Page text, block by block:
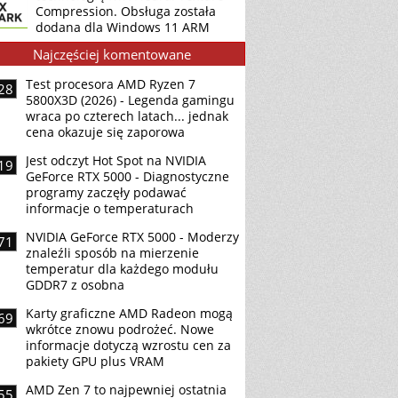
Compression. Obsługa została
dodana dla Windows 11 ARM
Najczęściej komentowane
Test procesora AMD Ryzen 7
5800X3D (2026) - Legenda gamingu
wraca po czterech latach... jednak
cena okazuje się zaporowa
Jest odczyt Hot Spot na NVIDIA
GeForce RTX 5000 - Diagnostyczne
programy zaczęły podawać
informacje o temperaturach
NVIDIA GeForce RTX 5000 - Moderzy
znaleźli sposób na mierzenie
temperatur dla każdego modułu
GDDR7 z osobna
Karty graficzne AMD Radeon mogą
wkrótce znowu podrożeć. Nowe
informacje dotyczą wzrostu cen za
pakiety GPU plus VRAM
AMD Zen 7 to najpewniej ostatnia